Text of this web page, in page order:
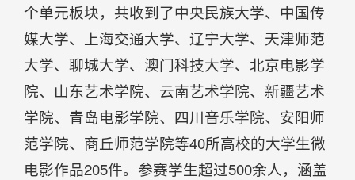
个单元板块，共收到了中央民族大学、中国传
媒大学、上海交通大学、辽宁大学、天津师范
大学、聊城大学、澳门科技大学、北京电影学
院、山东艺术学院、云南艺术学院、新疆艺术
学院、青岛电影学院、四川音乐学院、安阳师
范学院、商丘师范学院等40所高校的大学生微
电影作品205件。参赛学生超过500余人，涵盖